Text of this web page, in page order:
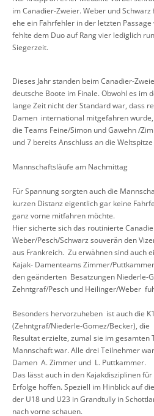
im Canadier-Zweier. Weber und
ehe ein Fahrfehler in der letzten
fehlte dem Duo auf Rang vier lediglich
Siegerzeit.
Dieses Jahr standen beim Canadier-
deutsche Boote im Finale. Obwohl es im
lange Zeit nicht der Standard war, dass
Damen international mitgefahren
die Teams Feine/Simon und Gawehn /
und 7 bereits Anschluss an die
Mannschaftsläufe am Nachmittag
Für Spannung sorgten auch die
kurzen Distanz eigentlich gar keine
ganz vorne mitfahren möchte.
Hier sicherte sich das routinierte
Weber/Pesch/Schwarz souverän den
aus Frankreich. Zu erwähnen sind auch
Kajak- Damenteams Zimmer/
den geänderten Besatzungen Niederle-
Zehntgraf/Pesch und Heilinger/Weber
Besonders hervorzuheben ist auch die
(Zehntgraf/Niederle-Gomez/Becker), die
Resultat erzielte, zumal sie im gesamten
Mannschaft war. Alle drei Teilnehmer
Damen A. Zimmer und L. Puttkammer.
Das lässt auch in den Kajakdisziplinen
Erfolge hoffen. Speziell im Hinblick auf
der U18 und U23 in Grandtully in
nach vorne schauen.